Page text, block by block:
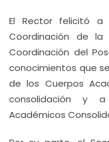
El Rector felicitó a
Coordinación de
Coordinación del
conocimientos que
de los Cuerpos
consolidación y
Académicos